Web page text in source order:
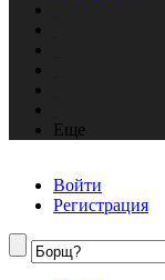
Еще
Войти
Регистрация